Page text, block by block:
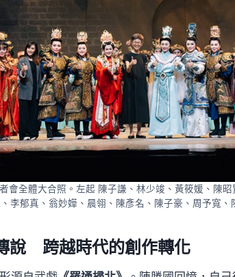
會全體大合照。左起 陳子謙、林少竣、黃筱媛、陳
李郁真、翁妙嬅、晨翎、陳彥名、陳子豪、周予寬、
說 跨越時代的創作轉化